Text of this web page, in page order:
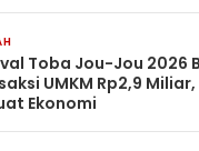
Toba Jou-Jou 2026
UMKM Rp2,9
Ekonomi